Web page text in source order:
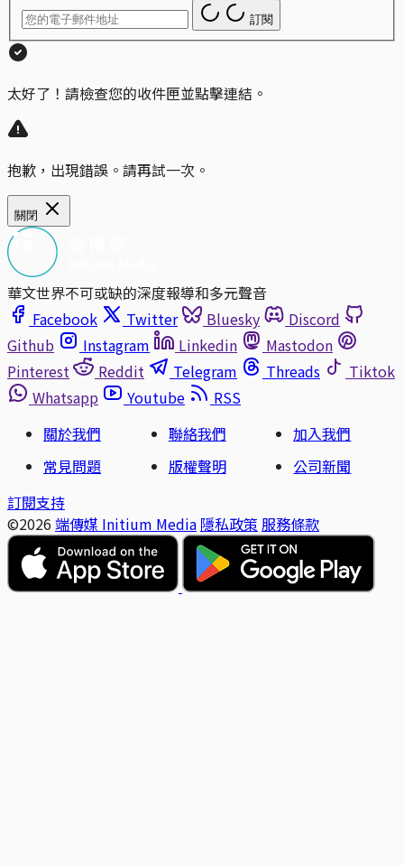
訂閱
太好了！請檢查您的收件匣並點擊連結。
抱歉，出現錯誤。請再試一次。
關閉
華文世界不可或缺的深度報導和多元聲音
Facebook
Twitter Bluesky
Discord
Github
Instagram Linkedin
Mastodon
Pinterest
Reddit Telegram Threads
Tiktok
Whatsapp
Youtube
RSS
關於我們
聯絡我們
加入我們
常見問題
版權聲明
公司新聞
訂閱支持
©2026 端傳媒 Initium Media 隱私政策 服務條款